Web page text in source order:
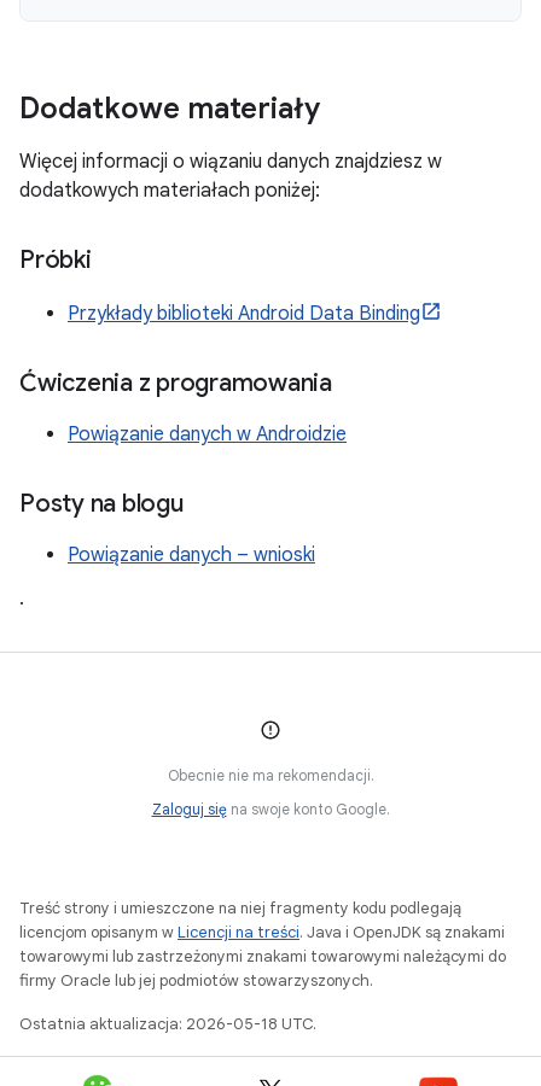
Dodatkowe materiały
Więcej informacji o wiązaniu danych znajdziesz w
dodatkowych materiałach poniżej:
Próbki
Przykłady biblioteki Android Data Binding
Ćwiczenia z programowania
Powiązanie danych w Androidzie
Posty na blogu
Powiązanie danych – wnioski
.
Obecnie nie ma rekomendacji.
Zaloguj sięna swoje konto Google.
Treść strony i umieszczone na niej fragmenty kodu podlegają
licencjom opisanym wLicencji na treści. Java i OpenJDK są znakami
towarowymi lub zastrzeżonymi znakami towarowymi należącymi do
firmy Oracle lub jej podmiotów stowarzyszonych.
Ostatnia aktualizacja: 2026-05-18 UTC.